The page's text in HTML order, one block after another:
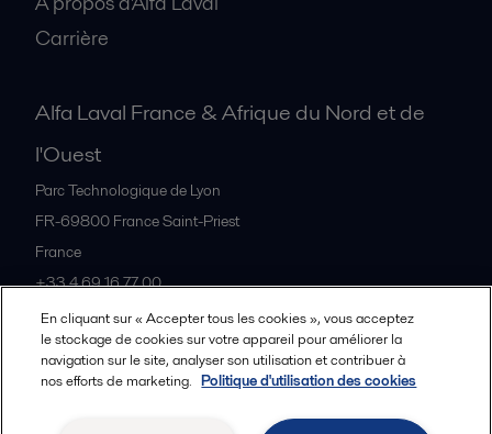
Carrière
Alfa Laval France & Afrique du Nord et de
l'Ouest
Parc Technologique de Lyon
FR-69800 France Saint-Priest
France
+33 4 69 16 77 00
Tous les bureaux et partenaires
En cliquant sur « Accepter tous les cookies », vous acceptez
le stockage de cookies sur votre appareil pour améliorer la
navigation sur le site, analyser son utilisation et contribuer à
nos efforts de marketing. Politique d'utilisation des cookies